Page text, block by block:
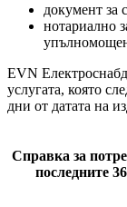
документ за
нотариално
EVN
услугата, която
дни от датата на
Справка за
последните